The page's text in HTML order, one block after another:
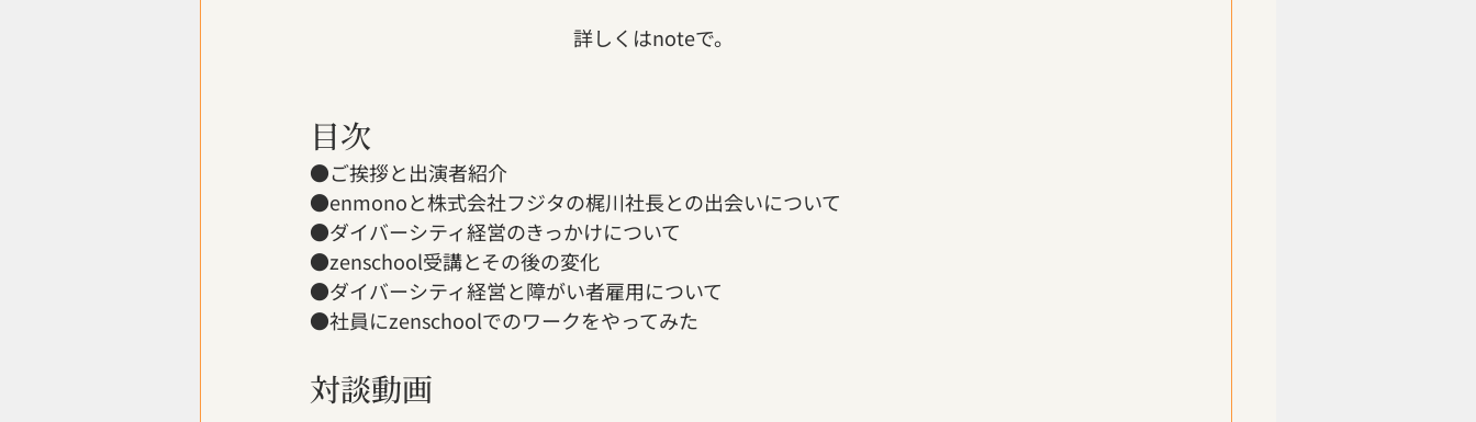
詳しくはnoteで。
目次
●ご挨拶と出演者紹介
●enmonoと株式会社フジタの梶川社長との出会いについて
●ダイバーシティ経営のきっかけについて
●zenschool受講とその後の変化
●ダイバーシティ経営と障がい者雇用について
●社員にzenschoolでのワークをやってみた
対談動画